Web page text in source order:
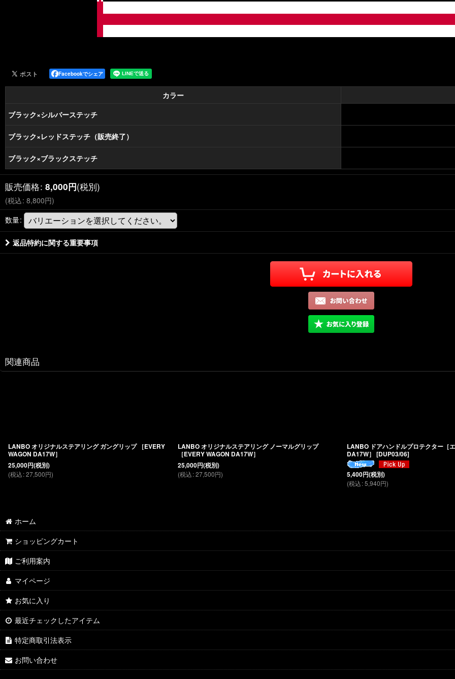
Facebookでシェア
カラー
ブラック×シルバーステッチ
ブラック×レッドステッチ（販売終了）
ブラック×ブラックステッチ
販売価格: 8,000円(税別)
(税込: 8,800円)
数量:
返品特約に関する重要事項
関連商品
LANBO オリジナルステアリング ガングリップ ［EVERY
WAGON DA17W］
25,000円(税別)
(税込:27,500円)
LANBO オリジナルステアリング ノーマルグリップ
［EVERY WAGON DA17W］
25,000円(税別)
(税込: 27,500円)
LANBO ドアハンドルプロテクター［
DA17W］ [DUP03/06]
5,400円(税別)
(税込:5,940円)
ホーム
ショッピングカート
ご利用案内
マイページ
お気に入り
最近チェックしたアイテム
特定商取引法表示
お問い合わせ